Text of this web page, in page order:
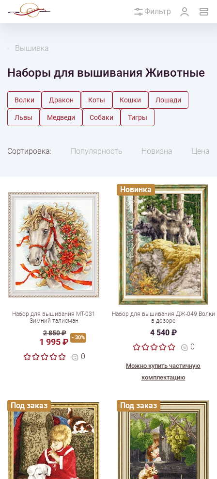
Фильтр
Вышивка
Наборы для вышивания Животные
Волки Дракон Коты Кошки Лошади
Львы Медведи Собаки Тигры
Сортировка: Популярность Новизна Цена
Набор для вышивания МТ-031
Зимний талисман
2 850 ₽
1 995 ₽ - 30%
0
Набор для вышивания ДЖ-049 Волки
в дозоре
4 540 ₽
0
Можно купить частичную
комплектацию
Новинка
Под заказ Под заказ